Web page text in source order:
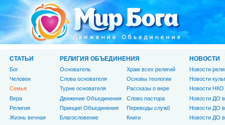
СТАТЬИ
Бог
Человек
Cемья
Вера
Религия
Жизнь вечная
РЕЛИГИЯ ОБЪЕДИНЕНИЯ
Основатель
Слова основателя
Турне основателя
Движение Объединения
Принцип Объединения
Благословение
Храм всех религий
Основы теологии
Рассказы о вере
Слово пастора
Переводы служб
Книги
НОВОСТИ
Новости
Новости
Новости НКО
Новости ДО
Новости ДО
Новости ДО